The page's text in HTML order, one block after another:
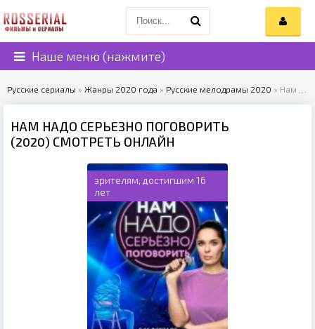
Наше меню (нажмите)
Русские сериалы » Жанры 2020 года » Русские мелодрамы 2020 » Нам надо серьезно поговорить (2020)
НАМ НАДО СЕРЬЕЗНО ПОГОВОРИТЬ
(2020) СМОТРЕТЬ ОНЛАЙН
зрителям, достигшим 16
лет